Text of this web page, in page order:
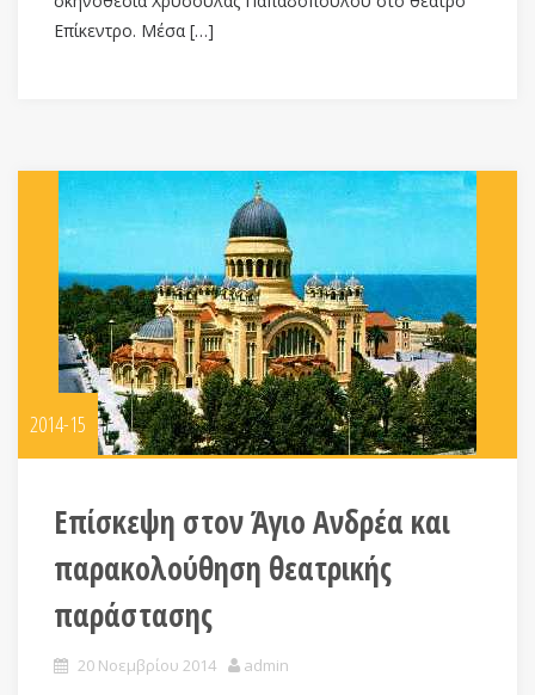
Επίκεντρο. Μέσα […]
2014-15
Επίσκεψη στον Άγιο Ανδρέα και
παρακολούθηση θεατρικής
παράστασης
20 Νοεμβρίου 2014 admin